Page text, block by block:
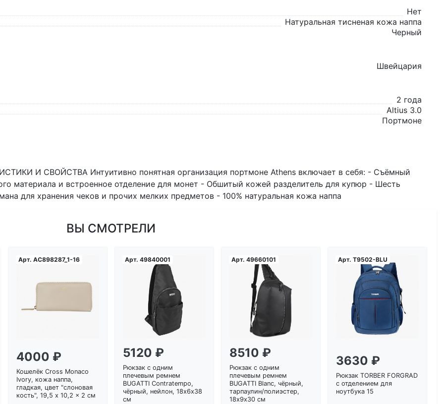
Нет
Натуральная тисненая кожа наппа
Черный
Швейцария
2 года
Altius 3.0
Портмоне
И СВОЙСТВА Интуитивно понятная организация портмоне Athens включает в себя: - Съёмный
материала и встроенное отделение для монет - Обшитый кожей разделитель для купюр - Шесть
для хранения чеков и прочих мелких предметов - 100% натуральная кожа наппа
ВЫ СМОТРЕЛИ
Арт. AC898287_1-16
4000 ₽
Кошелёк Cross Monaco
Ivory, кожа наппа,
гладкая, цвет "слоновая
кость", 19,5 x 10,2 x 2 см
Арт. 49840001
Загрузка...
5120 ₽
Рюкзак с одним
плечевым ремнем
BUGATTI Contratempo,
чёрный, нейлон, 18х6х38
см
Арт. 49660101
Загрузка...
8510 ₽
Рюкзак с одним
плечевым ремнем
BUGATTI Blanc, чёрный,
тарпаулин/полиэстер,
18х9х30 см
Арт. T9502-BLU
Загрузка...
3630 ₽
Рюкзак TORBER FORGRAD
с отделением для
ноутбука 15